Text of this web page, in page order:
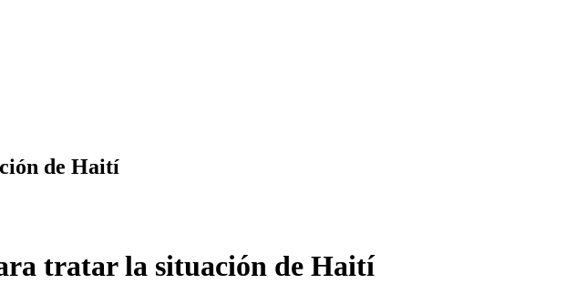
de Haití
tratar la situación de Haití